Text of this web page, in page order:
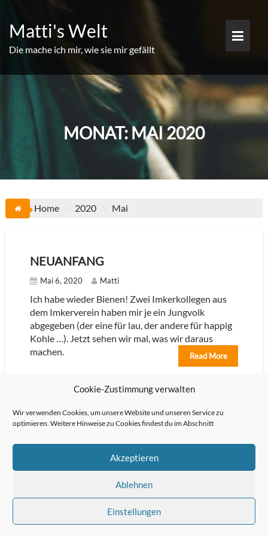
Cookie-Zustimmung verwalten
Wir verwenden Cookies, um unsere Website und unseren Service zu
optimieren. Weitere Hinweise zu Cookies findest du im Abschnitt
Akzeptieren
Ablehnen
Einstellungen
content
Matti's Welt
Die mache ich mir, wie sie mir gefällt
MONAT:MAI 2020
Home 2020 Mai
NEUANFANG
Mai 6, 2020 Matti
Ich habe wieder Bienen! Zwei Imkerkollegen aus
dem Imkerverein haben mir je ein Jungvolk
abgegeben (der eine für lau, der andere für happig
Kohle …). Jetzt sehen wir mal, was wir daraus
machen.
Read More
Acme Themes © 2026
Proudly powered by WordPress|
Plus Pro byAcme Themes